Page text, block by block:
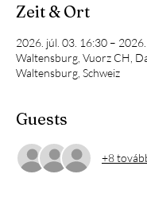
Zeit & Ort
2026. júl. 03. 16:30 –
Waltensburg, Vuorz CH,
Waltensburg, Schweiz
Guests
+8